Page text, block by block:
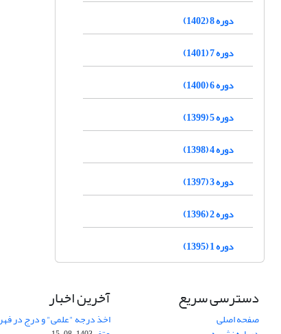
دوره 8 (1402)
دوره 7 (1401)
دوره 6 (1400)
دوره 5 (1399)
دوره 4 (1398)
دوره 3 (1397)
دوره 2 (1396)
دوره 1 (1395)
دسترسی سریع
صفحه اصلی
آخرین اخبار
اخذ درجه "علمی" و درج در